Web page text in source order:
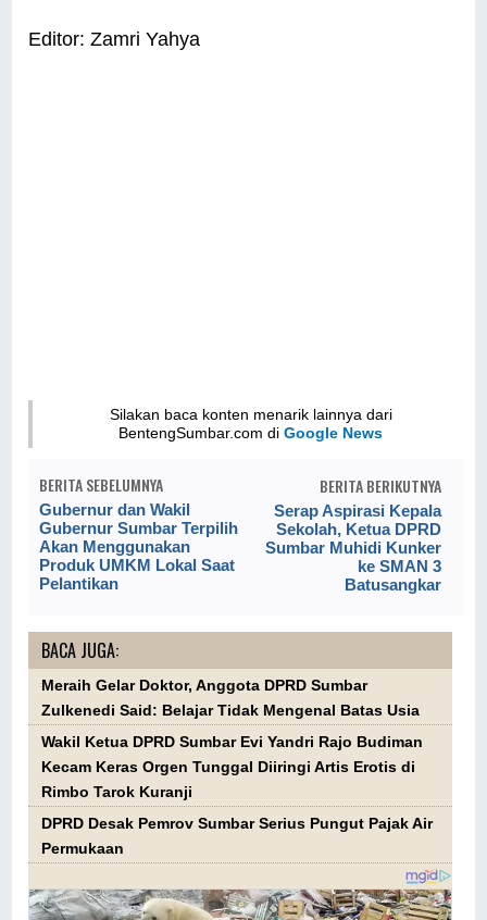
Editor: Zamri Yahya
Silakan baca konten menarik lainnya dari
BentengSumbar.com diGoogle News
BERITA SEBELUMNYA
Gubernur dan Wakil
Gubernur Sumbar Terpilih
Akan Menggunakan
Produk UMKM Lokal Saat
Pelantikan
BERITA BERIKUTNYA
Serap Aspirasi Kepala
Sekolah, Ketua DPRD
Sumbar Muhidi Kunker
ke SMAN 3
Batusangkar
BACA JUGA:
Meraih Gelar Doktor, Anggota DPRD Sumbar
Zulkenedi Said: Belajar Tidak Mengenal Batas Usia
Wakil Ketua DPRD Sumbar Evi Yandri Rajo Budiman
Kecam Keras Orgen Tunggal Diiringi Artis Erotis di
Rimbo Tarok Kuranji
DPRD Desak Pemrov Sumbar Serius Pungut Pajak Air
Permukaan